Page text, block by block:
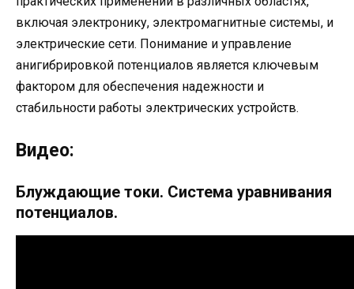
включая электронику, электромагнитные системы, и
электрические сети. Понимание и управление
анигибрировкой потенциалов является ключевым
фактором для обеспечения надежности и
стабильности работы электрических устройств.
Видео:
Блуждающие токи. Система уравнивания
потенциалов.